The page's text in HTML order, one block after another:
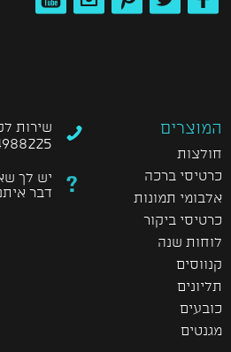
המוצרים
חולצות
כרטיסי ברכה
אלבומי תמונות
כרטיסי ביקור
לוחות שנה
קנווסים
תליונים
כובעים
מגנטים
שירות
יש לך
דבר